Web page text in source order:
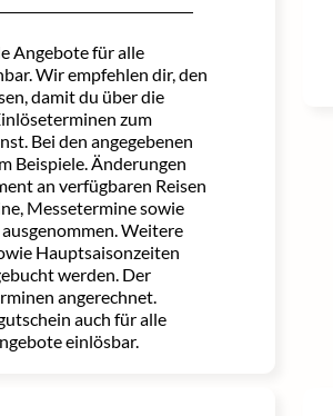
Angebote für alle
Wir empfehlen dir, den
damit du über die
zum
Bei den angegebenen
Beispiele. Änderungen
an verfügbaren Reisen
Messetermine sowie
Weitere
Hauptsaisonzeiten
werden. Der
angerechnet.
auch für alle
einlösbar.